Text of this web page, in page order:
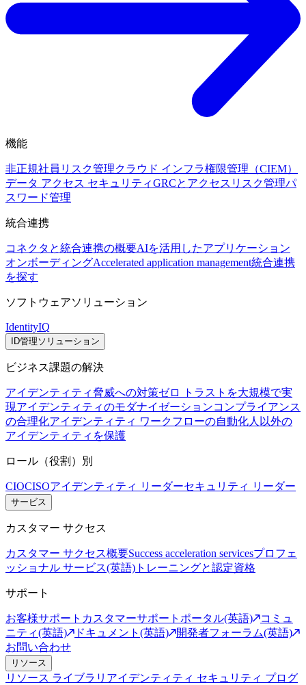
機能
非正規社員リスク管理クラウド インフラ権限管理（CIEM）
データ アクセス セキュリティGRCとアクセスリスク管理パ
スワード管理
統合連携
コネクタと統合連携の概要AIを活用したアプリケーション
オンボーディングAccelerated application management統合連携
を探す
ソフトウェアソリューション
IdentityIQ
ID管理ソリューション
ビジネス課題の解決
アイデンティティ脅威への対策ゼロ トラストを大規模で実
現アイデンティティのモダナイゼーションコンプライアンス
の合理化アイデンティティ ワークフローの自動化人以外の
アイデンティティを保護
ロール（役割）別
CIOCISOアイデンティティ リーダーセキュリティ リーダー
サービス
カスタマー サクセス
カスタマー サクセス概要Success acceleration servicesプロフェ
ッショナル サービス(英語) トレーニングと認定資格
サポート
お客様サポート カスタマーサポートポータル(英語)
コミュ
ニティ(英語)
ドキュメント(英語)
開発者フォーラム(英語)
お問い合わせ
リソース
リソース ライブラリ アイデンティティ セキュリティ プログ